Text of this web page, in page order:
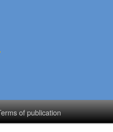
of publication